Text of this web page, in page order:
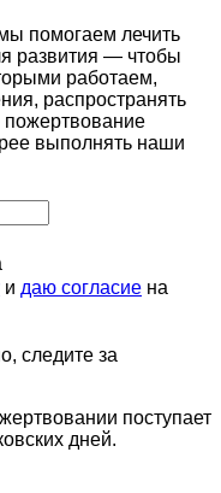
помогаем лечить
развития — чтобы
работаем,
распространять
выполнять наши
и даю согласие на
следите за
поступает
дней.